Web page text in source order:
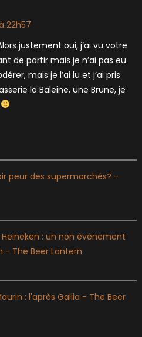
22h57
justement oui, j’ai vu votre
de partir mais je n’ai pas eu
mais je l’ai lu et j’ai pris
la Baleine, une Brune, je
peur des supermarchés? -
: un non événement
- The Beer Lantern
: l'après Gallia - The Beer